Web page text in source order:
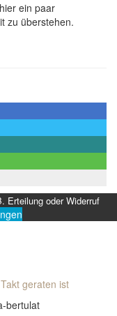
ein paar
zu überstehen.
Erteilung oder Widerruf
geraten ist